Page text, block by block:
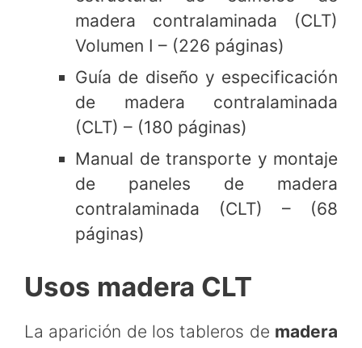
madera contralaminada (CLT)
Volumen I – (226 páginas)
Guía de diseño y especificación
de madera contralaminada
(CLT) – (180 páginas)
Manual de transporte y montaje
de paneles de madera
contralaminada (CLT) – (68
páginas)
Usos madera CLT
La aparición de los tableros de madera